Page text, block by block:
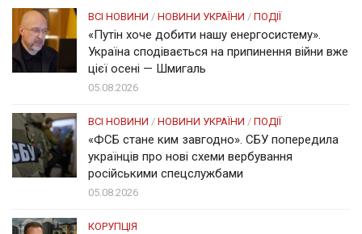
ВСІ НОВИНИ / НОВИНИ УКРАЇНИ / ПОДІЇ
«Путін хоче добити нашу енергосистему».
Україна сподівається на припинення війни вже
цієї осені — Шмигаль
05.08.2026
ВСІ НОВИНИ / НОВИНИ УКРАЇНИ / ПОДІЇ
«ФСБ стане ким завгодно». СБУ попередила
українців про нові схеми вербування
російськими спецслужбами
05.08.2026
КОРУПЦІЯ